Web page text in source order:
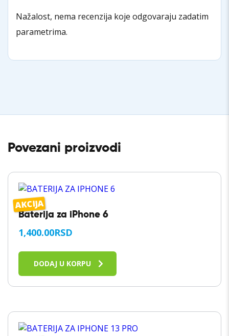
Nažalost, nema recenzija koje odgovaraju zadatim
parametrima.
Povezani proizvodi
AKCIJA
Baterija za iPhone 6
1,400.00RSD
DODAJ U KORPU